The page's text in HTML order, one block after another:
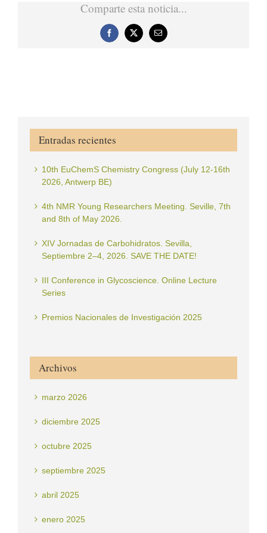
Comparte esta noticia...
Facebook
X
Correo
electrónico
Entradas recientes
10th EuChemS Chemistry Congress (July 12-16th
2026, Antwerp BE)
4th NMR Young Researchers Meeting. Seville, 7th
and 8th of May 2026.
XIV Jornadas de Carbohidratos. Sevilla,
Septiembre 2–4, 2026. SAVE THE DATE!
III Conference in Glycoscience. Online Lecture
Series
Premios Nacionales de Investigación 2025
Archivos
marzo 2026
diciembre 2025
octubre 2025
septiembre 2025
abril 2025
enero 2025